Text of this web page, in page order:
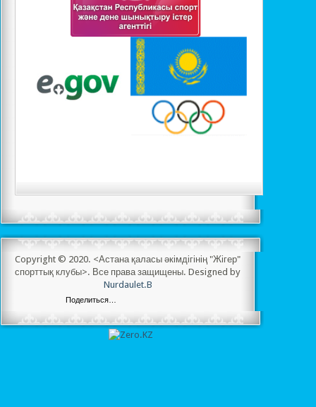
Copyright © 2020. <Астана қаласы әкімдігінің "Жігер"
спорттық клубы>. Все права защищены. Designed by
Nurdaulet.B
Поделиться…